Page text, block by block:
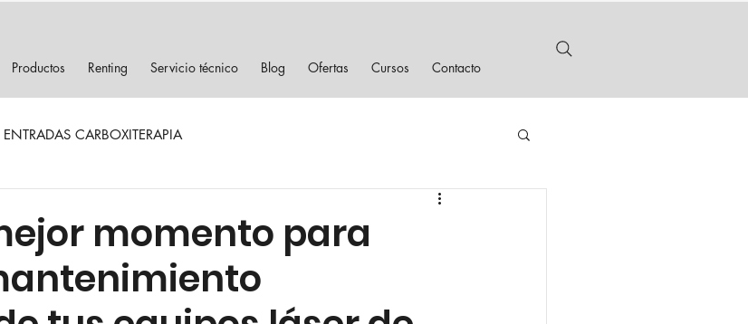
Productos Renting Servicio técnico Blog Ofertas Cursos Contacto
ENTRADAS CARBOXITERAPIA
momento para